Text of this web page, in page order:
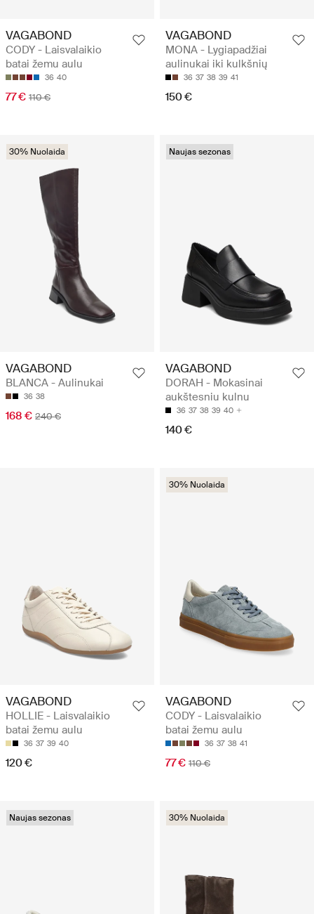
VAGABOND
CODY - Laisvalaikio
batai žemu aulu
36 40
77 € 110 €
VAGABOND
MONA - Lygiapadžiai
aulinukai iki kulkšnių
36 37 38 39 41
150 €
30% Nuolaida
VAGABOND
BLANCA - Aulinukai
36 38
168 € 240 €
Naujas sezonas
VAGABOND
DORAH - Mokasinai
aukštesniu kulnu
36 37 38 39 40
140 €
VAGABOND
HOLLIE - Laisvalaikio
batai žemu aulu
36 37 39 40
120 €
30% Nuolaida
VAGABOND
CODY - Laisvalaikio
batai žemu aulu
36 37 38 41
77 € 110 €
Naujas sezonas 30% Nuolaida